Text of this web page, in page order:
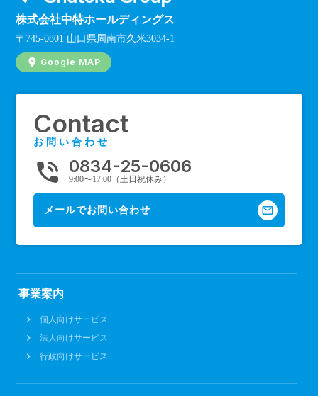
株式会社中特ホールディングス
〒745-0801 山口県周南市久米3034-1
Google MAP
Contact
お問い合わせ
phone_in_talk 0834-25-0606
9:00〜17:00（土日祝休み）
メールでお問い合わせ mail_outline
事業案内
個人向けサービス
法人向けサービス
行政向けサービス